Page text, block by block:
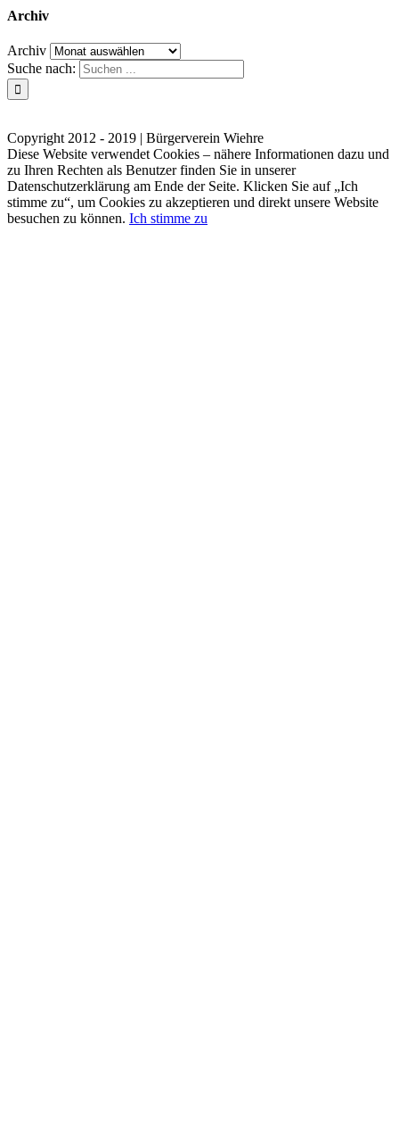
Archiv
Archiv
Suche nach:
Copyright 2012 - 2019 | Bürgerverein Wiehre
Diese Website verwendet Cookies – nähere Informationen dazu und
zu Ihren Rechten als Benutzer finden Sie in unserer
Datenschutzerklärung am Ende der Seite. Klicken Sie auf „Ich
stimme zu“, um Cookies zu akzeptieren und direkt unsere Website
besuchen zu können. Ich stimme zu